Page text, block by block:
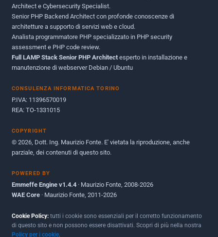
Maggio 2011
Dicembre 2010
Ottobre 2010
Maggio 2010
Giugno 2009
Architect e Cybersecurity Specialist.
Senior PHP Backend Architect con profonde conoscenze di
architetture a supporto di servizi web e cloud.
Analista programmatore PHP specializzato in PHP security
assessment e PHP code review.
Full LAMP Stack Senior PHP Architect esperto in installazione e
manutenzione di webserver Debian / Ubuntu
CONSULENZA INFORMATICA TORINO
P.IVA: 11396570019
REA: TO-1331015
COPYRIGHT
© 2026, Dott. Ing. Maurizio Fonte. E' vietata la riproduzione, anche
parziale, dei contenuti di questo sito.
POWERED BY
Emmeffe Engine v1.4.4 · Maurizio Fonte, 2008-2026
WAE Core · Maurizio Fonte, 2011-2026
Cookie Policy: tutti i cookie sono essenziali per il corretto funzionamento
di questo sito e non possono essere disattivati. Scopri di più nella nostra
Policy per i cookie.